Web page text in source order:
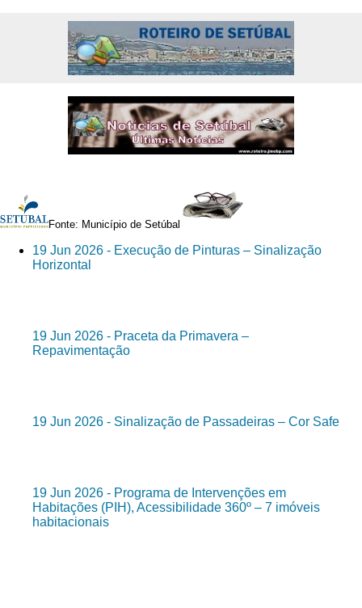
Fonte: Município de Setúbal
19 Jun 2026 - Execução de Pinturas – Sinalização
Horizontal
19 Jun 2026 - Praceta da Primavera –
Repavimentação
19 Jun 2026 - Sinalização de Passadeiras – Cor Safe
19 Jun 2026 - Programa de Intervenções em
Habitações (PIH), Acessibilidade 360º – 7 imóveis
habitacionais